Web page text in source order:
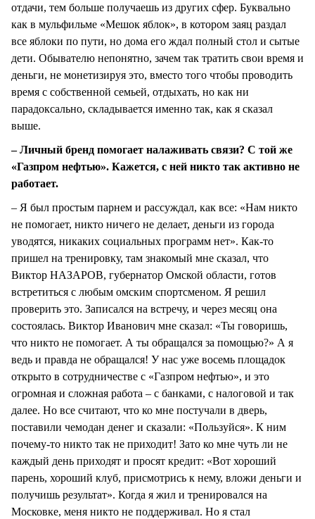
отдачи, тем больше получаешь из других сфер. Буквально
как в мульфильме «Мешок яблок», в котором заяц раздал
все яблоки по пути, но дома его ждал полный стол и сытые
дети. Обывателю непонятно, зачем так тратить свои время и
деньги, не монетизируя это, вместо того чтобы проводить
время с собственной семьей, отдыхать, но как ни
парадоксально, складывается именно так, как я сказал
выше.
– Личный бренд помогает налаживать связи? С той же
«Газпром нефтью». Кажется, с ней никто так активно не
работает.
– Я был простым парнем и рассуждал, как все: «Нам никто
не помогает, никто ничего не делает, деньги из города
уводятся, никаких социальных программ нет». Как-то
пришел на тренировку, там знакомый мне сказал, что
Виктор НАЗАРОВ, губернатор Омской области, готов
встретиться с любым омским спортсменом. Я решил
проверить это. Записался на встречу, и через месяц она
состоялась. Виктор Иванович мне сказал: «Ты говоришь,
что никто не помогает. А ты обращался за помощью?» А я
ведь и правда не обращался! У нас уже восемь площадок
открыто в сотрудничестве с «Газпром нефтью», и это
огромная и сложная работа – с банками, с налоговой и так
далее. Но все считают, что ко мне постучали в дверь,
поставили чемодан денег и сказали: «Пользуйся». К ним
почему-то никто так не приходит! Зато ко мне чуть ли не
каждый день приходят и просят кредит: «Вот хороший
парень, хороший клуб, присмотрись к нему, вложи деньги и
получишь результат». Когда я жил и тренировался на
Московке, меня никто не поддерживал. Но я стал